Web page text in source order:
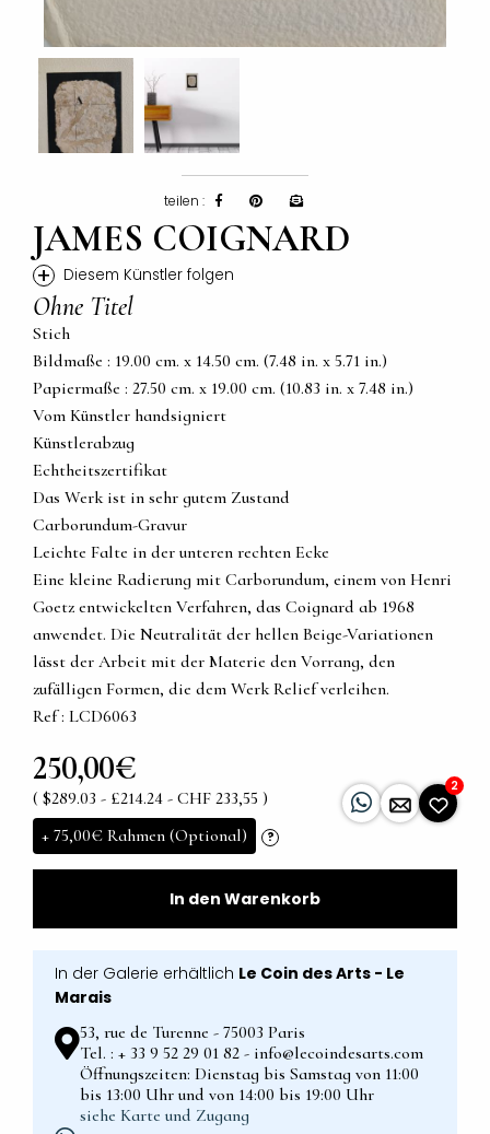
teilen :
JAMES COIGNARD
+ Diesem Künstler folgen
Ohne Titel
Stich
Bildmaße : 19.00 cm. x 14.50 cm. (7.48 in. x 5.71 in.)
Papiermaße : 27.50 cm. x 19.00 cm. (10.83 in. x 7.48 in.)
Vom Künstler handsigniert
Künstlerabzug
Echtheitszertifikat
Das Werk ist in sehr gutem Zustand
Carborundum-Gravur
Leichte Falte in der unteren rechten Ecke
Eine kleine Radierung mit Carborundum, einem von Henri
Goetz entwickelten Verfahren, das Coignard ab 1968
anwendet. Die Neutralität der hellen Beige-Variationen
lässt der Arbeit mit der Materie den Vorrang, den
zufälligen Formen, die dem Werk Relief verleihen.
Ref : LCD6063
250,00€
( $289.03 - £214.24 - CHF 233,55 )
+ 75,00€ Rahmen (Optional) ?
2
In den Warenkorb
In der Galerie erhältlich Le Coin des Arts - Le
Marais
53, rue de Turenne - 75003 Paris
Tel. : + 33 9 52 29 01 82 - info@lecoindesarts.com
Öffnungszeiten: Dienstag bis Samstag von 11:00
bis 13:00 Uhr und von 14:00 bis 19:00 Uhr
siehe Karte und Zugang